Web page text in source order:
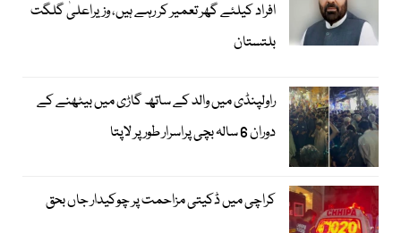
افراد کیلئے گھر تعمیر کر رہے ہیں، وزیراعلیٰ گلگت
بلتستان
راولپنڈی میں والد کے ساتھ گاڑی میں بیٹھنے کے
دوران 6 سالہ بچی پراسرار طور پر لاپتا
کراچی میں ڈکیتی مزاحمت پر چوکیدار جاں بحق